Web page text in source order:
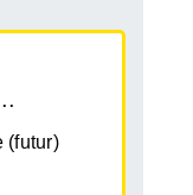
(futur)